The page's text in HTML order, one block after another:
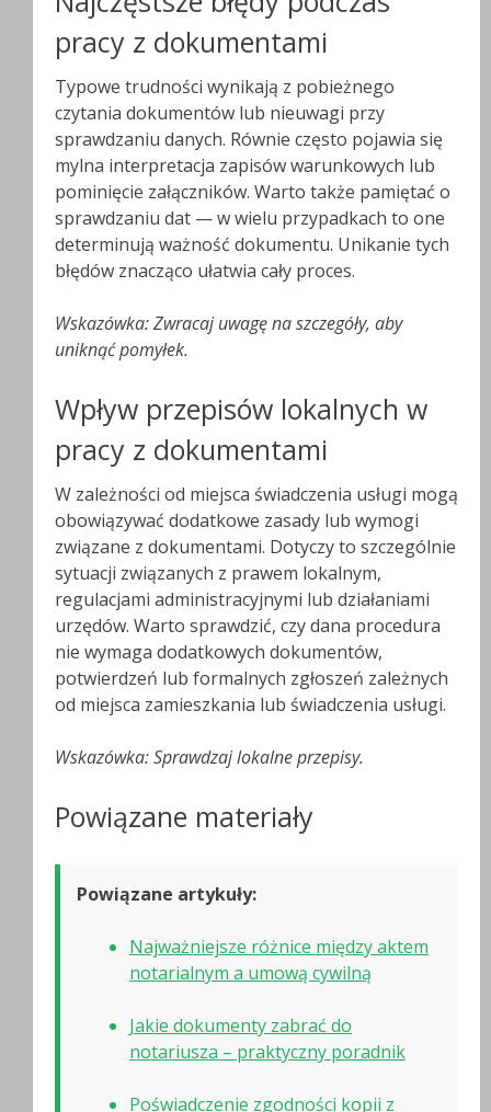
pracy z dokumentami
Typowe trudności wynikają z pobieżnego
czytania dokumentów lub nieuwagi przy
sprawdzaniu danych. Równie często pojawia się
mylna interpretacja zapisów warunkowych lub
pominięcie załączników. Warto także pamiętać o
sprawdzaniu dat — w wielu przypadkach to one
determinują ważność dokumentu. Unikanie tych
błędów znacząco ułatwia cały proces.
Wskazówka: Zwracaj uwagę na szczegóły, aby
uniknąć pomyłek.
Wpływ przepisów lokalnych w
pracy z dokumentami
W zależności od miejsca świadczenia usługi mogą
obowiązywać dodatkowe zasady lub wymogi
związane z dokumentami. Dotyczy to szczególnie
sytuacji związanych z prawem lokalnym,
regulacjami administracyjnymi lub działaniami
urzędów. Warto sprawdzić, czy dana procedura
nie wymaga dodatkowych dokumentów,
potwierdzeń lub formalnych zgłoszeń zależnych
od miejsca zamieszkania lub świadczenia usługi.
Wskazówka: Sprawdzaj lokalne przepisy.
Powiązane materiały
Powiązane artykuły:
Najważniejsze różnice między aktem
notarialnym a umową cywilną
Jakie dokumenty zabrać do
notariusza – praktyczny poradnik
Poświadczenie zgodności kopii z